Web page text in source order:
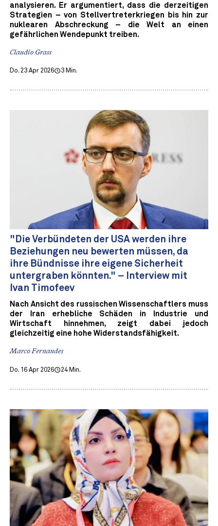
analysieren. Er argumentiert, dass die derzeitigen
Strategien – von Stellvertreterkriegen bis hin zur
nuklearen Abschreckung – die Welt an einen
gefährlichen Wendepunkt treiben.
Claudio Grass
Do. 23 Apr 2026 3 Min.
"Die Verbündeten der USA werden ihre
Beziehungen neu bewerten müssen, da
ihre Bündnisse ihre eigene Sicherheit
untergraben könnten." – Interview mit
Ivan Timofeev
Nach Ansicht des russischen Wissenschaftlers muss
der Iran erhebliche Schäden in Industrie und
Wirtschaft hinnehmen, zeigt dabei jedoch
gleichzeitig eine hohe Widerstandsfähigkeit.
Marco Fernandes
Do. 16 Apr 2026 24 Min.